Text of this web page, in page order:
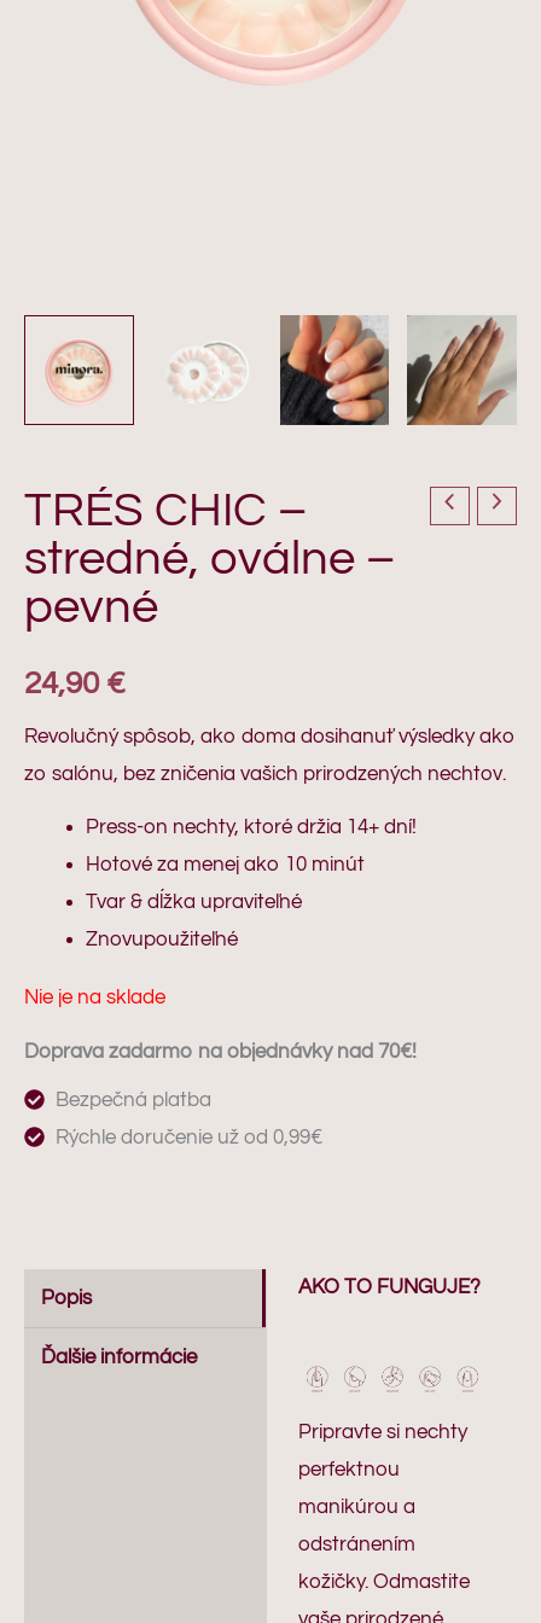
TRÉS CHIC –
stredné, oválne –
pevné
24,90 €
Revolučný spôsob, ako doma dosihanuť výsledky ako
zo salónu, bez zničenia vašich prirodzených nechtov.
Press-on nechty, ktoré držia 14+ dní!
Hotové za menej ako 10 minút
Tvar & dĺžka upraviteľné
Znovupoužiteľné
Nie je na sklade
Doprava zadarmo na objednávky nad 70€!
Bezpečná platba
Rýchle doručenie už od 0,99€
Popis
Ďalšie informácie
AKO TO FUNGUJE?
Pripravte si nechty
perfektnou
manikúrou a
odstránením
kožičky. Odmastite